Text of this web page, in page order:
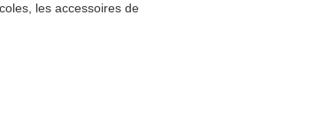
les accessoires de